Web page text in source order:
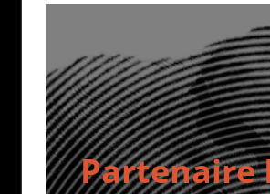
Partenaire